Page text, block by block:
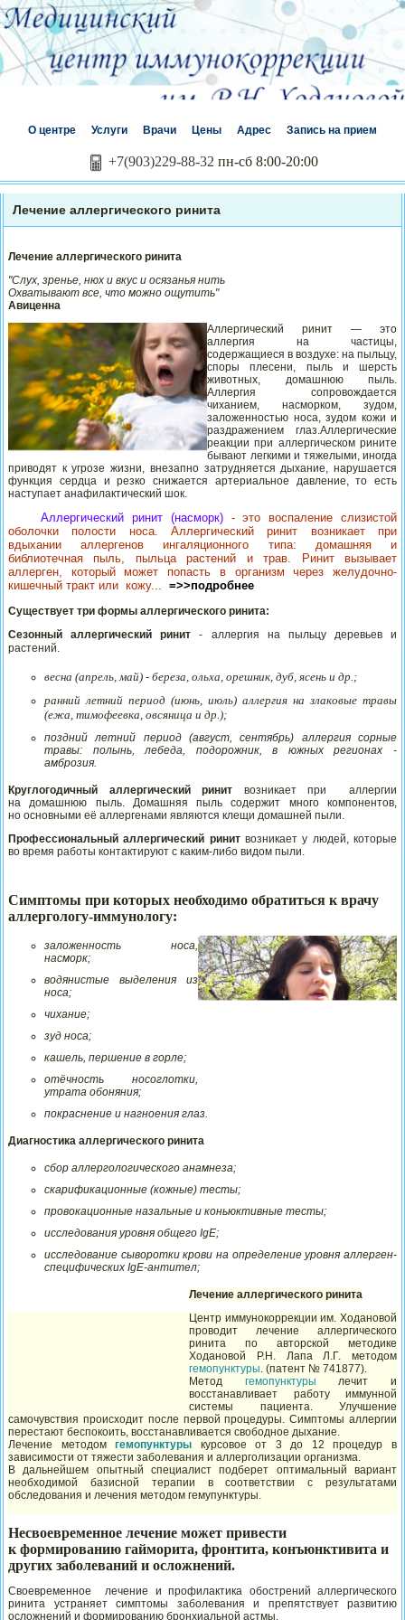
О центре Услуги Врачи Цены Адрес Запись на прием
+7(903)229-88-32 пн-сб 8:00-20:00
Лечение аллергического ринита
Лечение аллергического ринита
"Слух, зренье, нюх и вкус и осязанья нить
Охватывают все, что можно ощутить"
Авиценна
Аллергический ринит — это
аллергия на частицы,
содержащиеся в воздухе: на пыльцу,
споры плесени, пыль и шерсть
животных, домашнюю пыль.
Аллергия сопровождается
чиханием, насморком, зудом,
заложенностью носа, зудом кожи и
раздражением глаз.Аллергические
реакции при аллергическом рините
бывают легкими и тяжелыми, иногда
приводят к угрозе жизни, внезапно затрудняется дыхание, нарушается
функция сердца и резко снижается артериальное давление, то есть
наступает анафилактический шок.
Аллергический ринит (насморк) - это воспаление слизистой
оболочки полости носа. Аллергический ринит возникает при
вдыхании аллергенов ингаляционного типа: домашняя и
библиотечная пыль, пыльца растений и трав. Ринит вызывает
аллерген, который может попасть в организм через желудочно-
кишечный тракт или кожу...
=>>подробнее
Существует три формы аллергического ринита:
Сезонный аллергический ринит - аллергия на пыльцу деревьев и
растений.
весна (апрель, май) - береза, ольха, орешник, дуб, ясень и др.;
ранний летний период (июнь, июль) аллергия на злаковые травы
(ежа, тимофеевка, овсяница и др.);
поздний летний период (август, сентябрь) аллергия сорные
травы: полынь, лебеда, подорожник, в южных регионах -
амброзия.
Круглогодичный аллергический ринит
возникает при аллергии
на домашнюю пыль. Домашняя пыль содержит много компонентов,
но основными её аллергенами являются клещи домашней пыли.
Профессиональный аллергический ринит возникает у людей, которые
во время работы контактируют с каким-либо видом пыли.
Симптомы при которых необходимо обратиться к врачу
аллергологу-иммунологу:
заложенность носа,
насморк;
водянистые выделения из
носа;
чихание;
зуд носа;
кашель, першение в горле;
отёчность носоглотки,
утрата обоняния;
покраснение и нагноения глаз.
Диагностика аллергического ринита
сбор аллергологического анамнеза;
скарификационные (кожные) тесты;
провокационные назальные и коньюктивные тесты;
исследования уровня общего IgE;
исследование сыворотки крови на определение уровня аллерген-
специфических IgE-антител;
Лечение аллергического ринита
Центр иммунокоррекции им. Ходановой
проводит лечение аллергического
ринита по авторской методике
Ходановой Р.Н. Лапа Л.Г. методом
гемопунктуры. (патент № 741877).
Метод гемопунктуры лечит и
восстанавливает работу иммунной
системы пациента. Улучшение
самочувствия происходит после первой процедуры. Симптомы аллергии
перестают беспокоить, восстанавливается свободное дыхание.
Лечение методомгемопунктуры курсовое от 3 до 12 процедур в
зависимости от тяжести заболевания и аллерголизации организма.
В дальнейшем опытный специалист подберет оптимальный вариант
необходимой базисной терапии в соответствии с результатами
обследования и лечения методом гемупунктуры.
Несвоевременное лечение может привести
к формированию гайморита, фронтита, конъюнктивита и
других заболеваний и осложнений.
Своевременное лечение и профилактика обострений аллергического
ринита устраняет симптомы заболевания и препятствует развитию
осложнений и формированию бронхиальной астмы.